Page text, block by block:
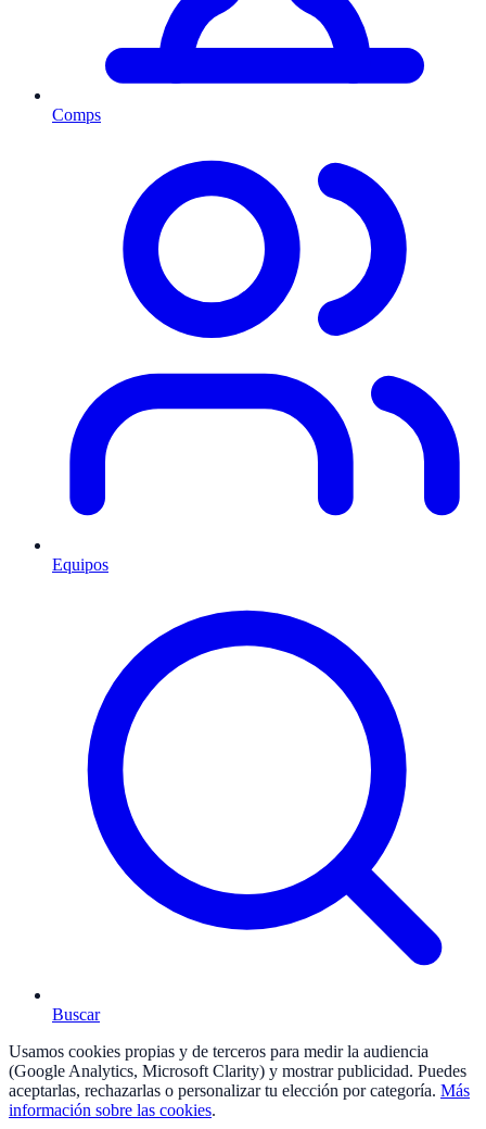
Comps
Equipos
Buscar
Usamos cookies propias y de terceros para medir la audiencia
(Google Analytics, Microsoft Clarity) y mostrar publicidad. Puedes
aceptarlas, rechazarlas o personalizar tu elección por categoría. Más
información sobre las cookies.